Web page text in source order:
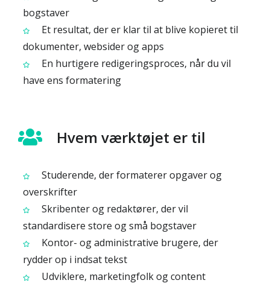
bogstaver
Et resultat, der er klar til at blive kopieret til
dokumenter, websider og apps
En hurtigere redigeringsproces, når du vil
have ens formatering
Hvem værktøjet er til
Studerende, der formaterer opgaver og
overskrifter
Skribenter og redaktører, der vil
standardisere store og små bogstaver
Kontor- og administrative brugere, der
rydder op i indsat tekst
Udviklere, marketingfolk og content